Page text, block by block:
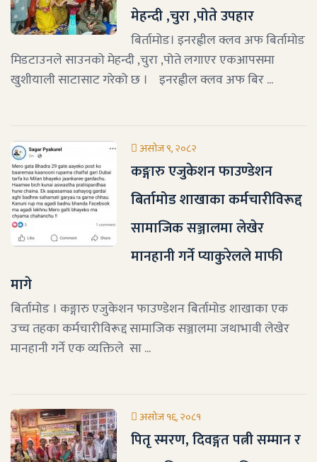
मेहन्दी ,चुरा ,पोते उपहार
बिर्तामोड। इनरह्वील क्लव अफ बिर्तामोड
मिडटाउनले साउनको मेहन्दी ,चुरा ,पोते लगाएर एकआपसमा
खुशीयाली साटासाट गरेको छ । इनरह्वील क्लव अफ बिर ...
असोज ९, २०८२
कङ्गारु एजुकेशन फाउण्डेशन
बिर्तामोड शाखाका कर्मचारीविरूद्द
सामाजिक सञ्जालमा लेखेर
मानहानी गर्ने प्याकुरेलले माफी
मागे
बिर्तामोड । कङ्गारु एजुकेशन फाउण्डेशन बिर्तामोड शाखाका एक
उच्च तहका कर्मचारीविरूद्द सामाजिक सञ्जालमा जथाभावी लेखेर
मानहानी गर्ने एक व्यक्तिले सा ...
असोज १६, २०८१
पितृ स्मरण, दिवङ्गत पत्नी सम्मान र